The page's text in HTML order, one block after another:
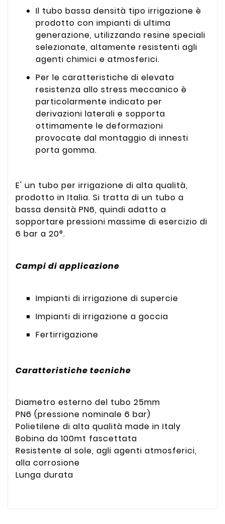
Il tubo bassa densità tipo irrigazione è
prodotto con impianti di ultima
generazione, utilizzando resine speciali
selezionate, altamente resistenti agli
agenti chimici e atmosferici.
Per le caratteristiche di elevata
resistenza allo stress meccanico è
particolarmente indicato per
derivazioni laterali e sopporta
ottimamente le deformazioni
provocate dal montaggio di innesti
porta gomma.
E' un tubo per irrigazione di alta qualità,
prodotto in Italia. Si tratta di un tubo a
bassa densità PN6, quindi adatto a
sopportare pressioni massime di esercizio di
6 bar a 20°.
Campi di applicazione
Impianti di irrigazione di supercie
Impianti di irrigazione a goccia
Fertirrigazione
Caratteristiche tecniche
Diametro esterno del tubo 25mm
PN6 (pressione nominale 6 bar)
Polietilene di alta qualità made in Italy
Bobina da 100mt fascettata
Resistente al sole, agli agenti atmosferici,
alla corrosione
Lunga durata